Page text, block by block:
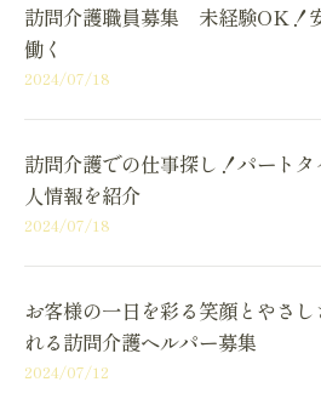
訪問介護職員募集 未経験OK！
働く
2024/07/18
訪問介護での仕事探し！パート
人情報を紹介
2024/07/18
お客様の一日を彩る笑顔とやさ
れる訪問介護ヘルパー募集
2024/07/12